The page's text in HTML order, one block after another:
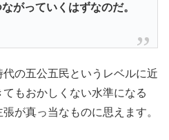
がっていくはずなのだ。
の五公五民というレベルに近
もおかしくない水準になる
が真っ当なものに思えます。